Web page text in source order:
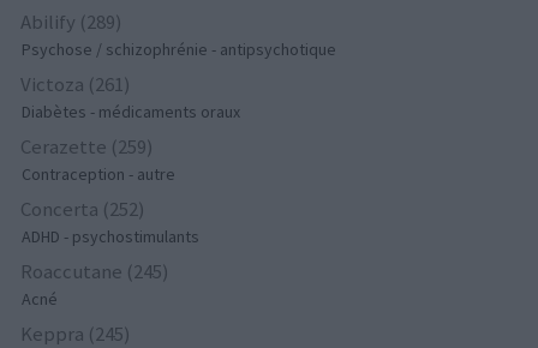
Abilify (289)
Psychose / schizophrénie - antipsychotique
Victoza (261)
Diabètes - médicaments oraux
Cerazette (259)
Contraception - autre
Concerta (252)
ADHD - psychostimulants
Roaccutane (245)
Acné
Keppra (245)